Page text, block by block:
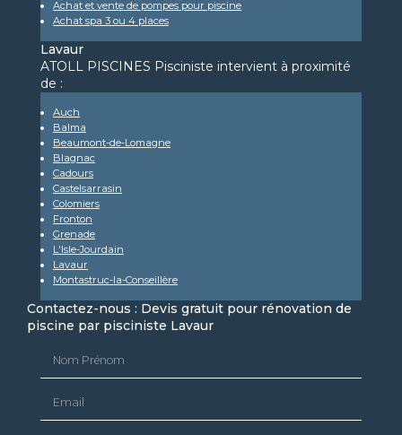
Achat et vente de pompes pour piscine
Achat spa 3 ou 4 places
Lavaur
ATOLL PISCINES Pisciniste intervient à proximité
de :
Auch
Balma
Beaumont-de-Lomagne
Blagnac
Cadours
Castelsarrasin
Colomiers
Fronton
Grenade
L'Isle-Jourdain
Lavaur
Montastruc-la-Conseillère
Contactez-nous : Devis gratuit pour rénovation de
piscine par pisciniste Lavaur